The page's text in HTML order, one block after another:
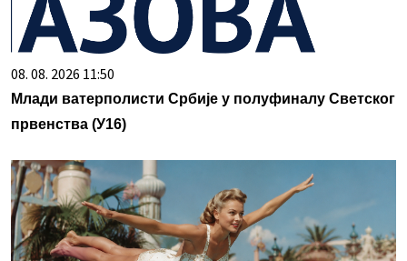
08. 08. 2026 11:50
Млади ватерполисти Србије у полуфиналу Светског
првенства (У16)